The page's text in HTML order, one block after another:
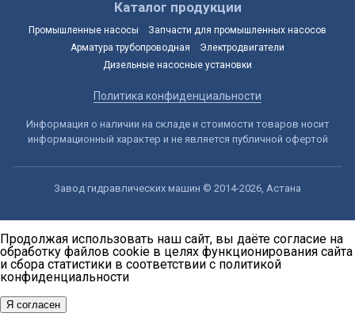
Каталог продукции
Промышленные насосы
Запчасти для промышленных насосов
Арматура трубопроводная
Электродвигатели
Дизельные насосные установки
Политика конфиденциальности
Информация о наличии на складе и стоимости товаров носит
информационный характер и не является публичной офертой
Завод гидравлических машин © 2014-2026, Астана
Продолжая использовать наш сайт, вы даёте согласие на
обработку файлов cookie в целях функционирования сайта
и сбора статистики в соответствии с политикой
конфиденциальности
Я согласен